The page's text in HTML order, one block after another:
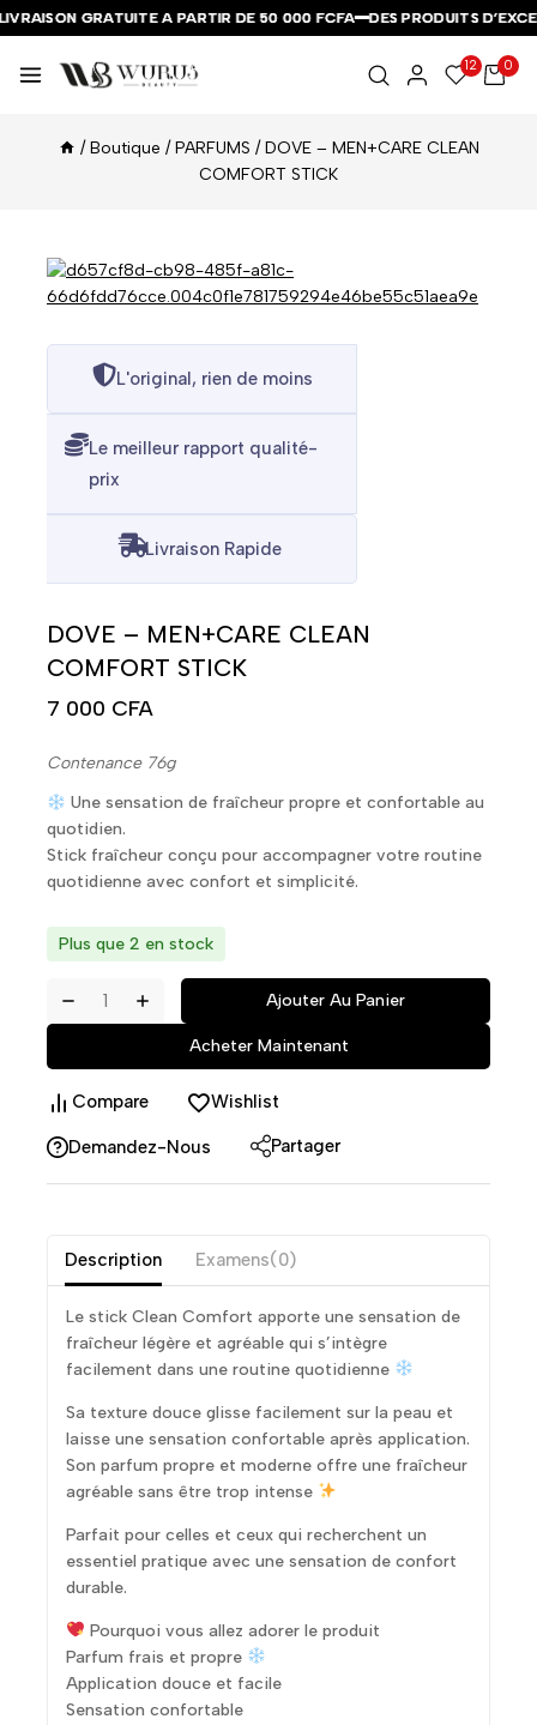
GRATUITE A PARTIR DE 50 000 FCFA DES PRODUITS
GRATUITE A PARTIR DE 50 000 FCFA DES PRODUITS
GRATUITE A PARTIR DE 50 000 FCFA DES PRODUITS
12 0
/ Boutique / PARFUMS / DOVE – MEN+CARE CLEAN
COMFORT STICK
L'original, rien de moins
Le meilleur rapport qualité-
prix
Livraison Rapide
DOVE – MEN+CARE CLEAN
COMFORT STICK
7 000 CFA
Contenance 76g
Une sensation de fraîcheur propre et confortable au
quotidien.
Stick fraîcheur conçu pour accompagner votre routine
quotidienne avec confort et simplicité.
Plus que 2 en stock
Ajouter Au Panier
Acheter Maintenant
Compare Wishlist
Demandez-Nous Partager
Description Examens(0)
Le stick Clean Comfort apporte une sensation de
fraîcheur légère et agréable qui s’intègre
facilement dans une routine quotidienne
Sa texture douce glisse facilement sur la peau et
laisse une sensation confortable après application.
Son parfum propre et moderne offre une fraîcheur
agréable sans être trop intense
Parfait pour celles et ceux qui recherchent un
essentiel pratique avec une sensation de confort
durable.
Pourquoi vous allez adorer le produit
Parfum frais et propre
Application douce et facile
Sensation confortable